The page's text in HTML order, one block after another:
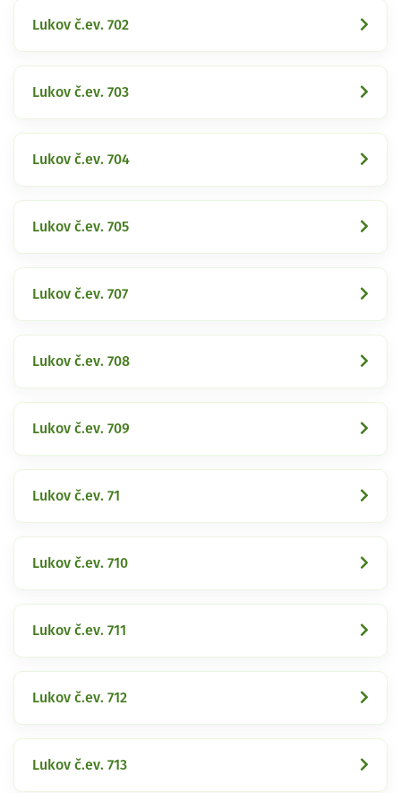
Lukov č.ev. 702
Lukov č.ev. 703
Lukov č.ev. 704
Lukov č.ev. 705
Lukov č.ev. 707
Lukov č.ev. 708
Lukov č.ev. 709
Lukov č.ev. 71
Lukov č.ev. 710
Lukov č.ev. 711
Lukov č.ev. 712
Lukov č.ev. 713